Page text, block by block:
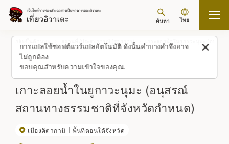
การแปลใช้ซอฟต์แวร์แปลอัตโนมัติ ดังนั้นคำบางคำจึงอาจ
ไม่ถูกต้อง
ขอบคุณสำหรับความเข้าใจของคุณ.
ค้นหา ไทย
กลับขึ้นด้านบน สถานที่/ประสบการณ์ (รายการ)
เกาะลอยน้ำในยูกาวะนุมะ (อนุสรณ์
สถานทางธรรมชาติที่จังหวัดกำหนด)
เมืองคิตากามิ พื้นที่ตอนใต้จังหวัด